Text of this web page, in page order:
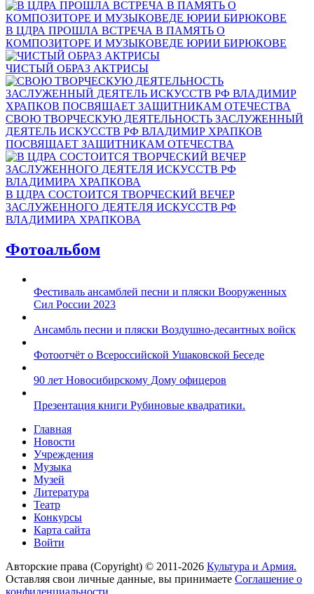
В ЦДРА ПРОШЛА ВСТРЕЧА В ПАМЯТЬ О
КОМПОЗИТОРЕ И МУЗЫКОВЕДЕ ЮРИИ БИРЮКОВЕ
ЧИСТЫЙ ОБРАЗ АКТРИСЫ
СВОЮ ТВОРЧЕСКУЮ ДЕЯТЕЛЬНОСТЬ ЗАСЛУЖЕННЫЙ
ДЕЯТЕЛЬ ИСКУССТВ РФ ВЛАДИМИР ХРАПКОВ
ПОСВЯЩАЕТ ЗАЩИТНИКАМ ОТЕЧЕСТВА
В ЦДРА СОСТОИТСЯ ТВОРЧЕСКИЙ ВЕЧЕР
ЗАСЛУЖЕННОГО ДЕЯТЕЛЯ ИСКУССТВ РФ
ВЛАДИМИРА ХРАПКОВА
Фотоальбом
Фестиваль ансамблей песни и пляски Вооруженных
Сил России 2023
Ансамбль песни и пляски Воздушно-десантных войск
Фотоотчёт о Всероссийской Ушаковской Беседе
90 лет Новосибирскому Дому офицеров
Презентация книги Рубиновые квадратики.
Главная
Новости
Учреждения
Музыка
Музей
Литература
Театр
Конкурсы
Карта сайта
Войти
Авторские права (Copyright) © 2011-2026 Культура и Армия.
Оставляя свои личные данные, вы принимаете Соглашение о
конфиденциальности